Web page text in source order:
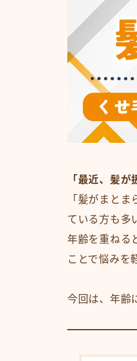
「最近、髪が
「髪がまと
ている方も多
年齢を重ねる
ことで悩みを
今回は、年齢